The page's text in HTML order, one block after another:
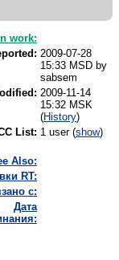
In work:
2009-07-28
15:33 MSD by
sabsem
2009-11-14
15:32 MSK
(History)
List: 1 user (show)
Also:
RT:
с:
Дата